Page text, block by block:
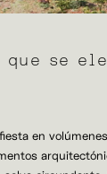
que se
en